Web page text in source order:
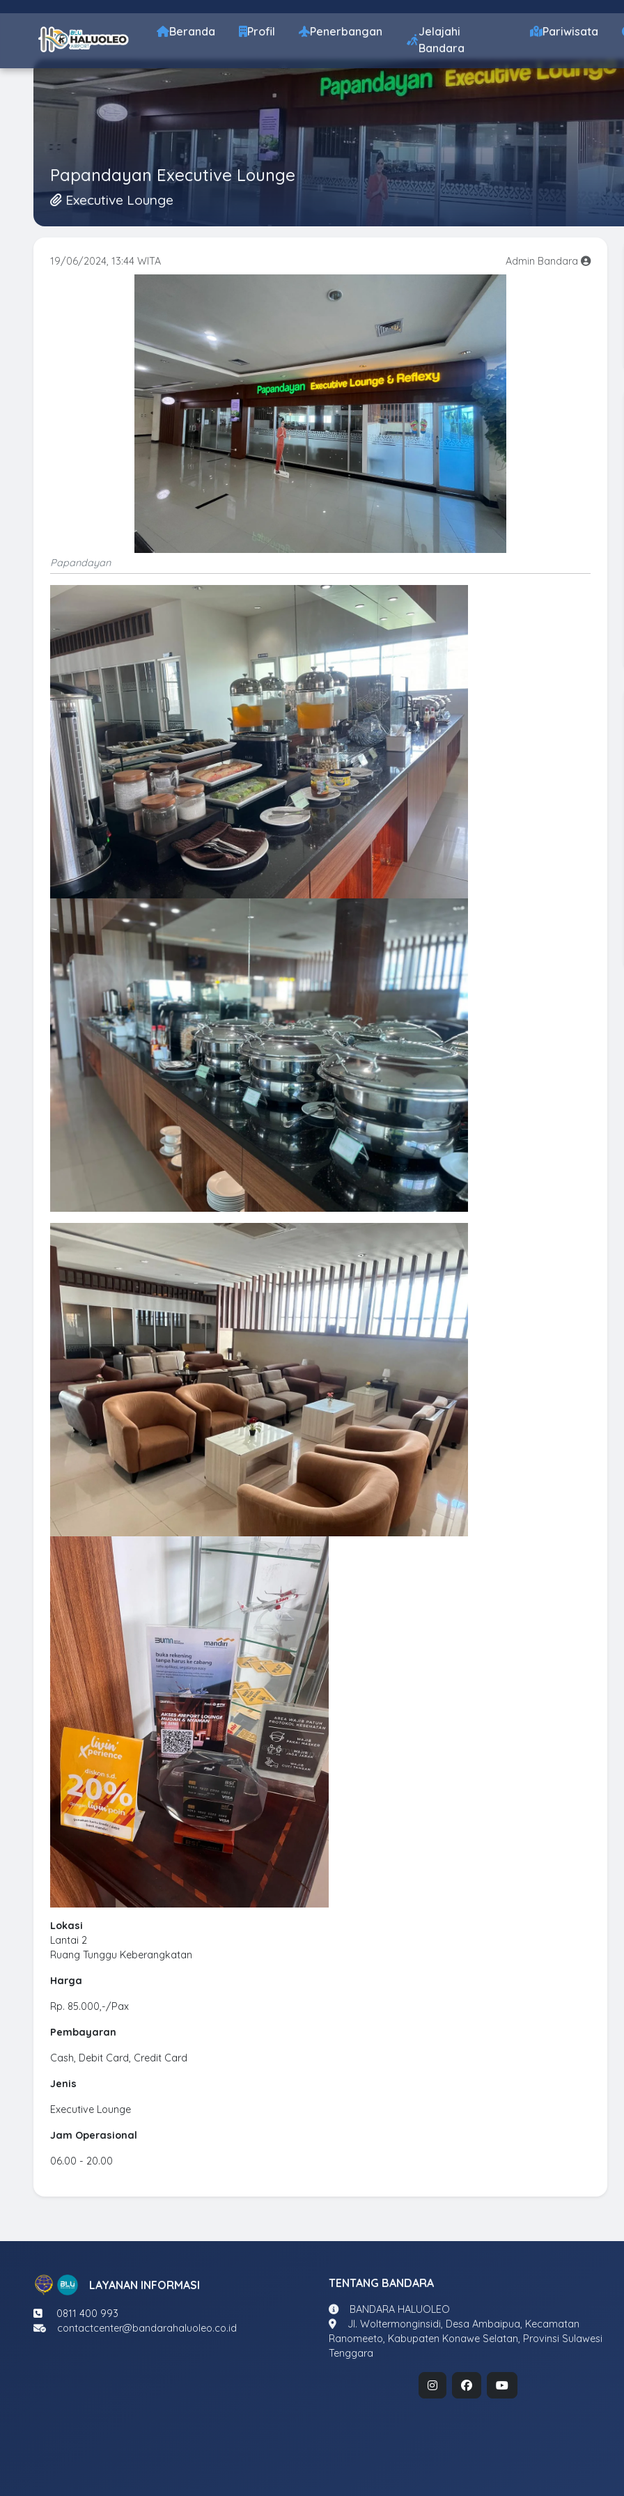
Beranda Profil Penerbangan
Jelajahi
Bandara
Pariwisata
Papandayan Executive Lounge
Executive Lounge
19/06/2024, 13:44 WITA Admin Bandara
Papandayan
Lokasi
Lantai 2
Ruang Tunggu Keberangkatan
Harga
Rp. 85.000,-/Pax
Pembayaran
Cash, Debit Card, Credit Card
Jenis
Executive Lounge
Jam Operasional
06.00 - 20.00
LAYANAN INFORMASI
0811 400 993
contactcenter@bandarahaluoleo.co.id
TENTANG BANDARA
BANDARA HALUOLEO
Jl. Woltermonginsidi, Desa Ambaipua, Kecamatan
Ranomeeto, Kabupaten Konawe Selatan, Provinsi Sulawesi
Tenggara